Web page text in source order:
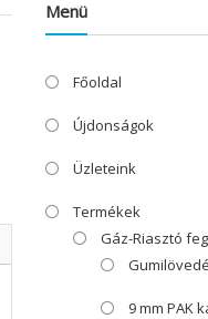
Menü
Főoldal
Újdonságok
Üzleteink
Termékek
Gáz-Riasztó
9 mm PAK